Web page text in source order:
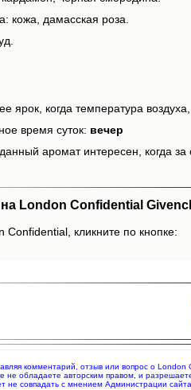
кожа, дамасская роза.
ярок, когда температура
время суток: вечер
аромат интересен, когда за
London Confidential
Confidential, кликните по кнопке:
комментарий, отзыв или вопрос о
не обладаете авторским правом, и
не совпадать с мнением Администрации